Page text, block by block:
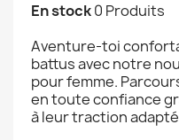
En stock0 Produits
Aventure-toi
battus avec notre
pour femme.
en toute confiance
à leur traction